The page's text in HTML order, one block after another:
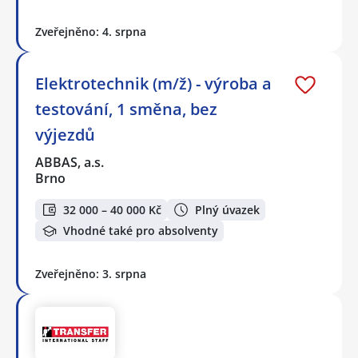
Zveřejněno: 4. srpna
Elektrotechnik (m/ž) - výroba a
testování, 1 směna, bez
výjezdů
ABBAS, a.s.
Brno
32 000 – 40 000 Kč
Plný úvazek
Vhodné také pro absolventy
Zveřejněno: 3. srpna